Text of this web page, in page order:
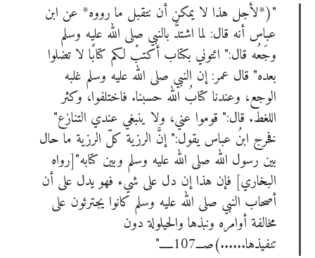
"(*لأجل هذا لا يمكن أن نتقبل ما رووه* عن ابن
عباس أنه قال: لما اشتدَّ بالنبي صلى الله عليه وسلم
وجَعُه قال:" ائتوني بكتاب أكتبْ لكم كتابًا لا تضلوا
بعده" قال عمر: إن النبي صلى الله عليه وسلم غلبه
الوجع، وعندنا كتابُ الله حسبنا. فاختلفوا، وكثر
اللغط. قال:" قوموا عني، ولا ينبغي عندي التنازع"
فخرج ابنُ عباس يقول:" إنَّ الرزية كلّ الرزية ما حال
بين رسول الله صلى الله عليه وسلم وبين كتابه"[رواه
البخاري] فإن هذا إن دل على شيء فهو يدل على أن
أصحاب النبي صلى الله عليه وسلم كانوا يجترئون على
مخالفة أوامره ونبذها والحيلولة دون
تنفيذها......)صـــ107ـــــ"تسجيل الدخول للأعضاء
لا يوجد لديك حساب؟ سجل الآن!
الاسم الأول *